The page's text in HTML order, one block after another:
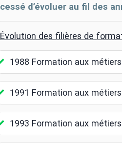
cessé d’évoluer au fil des
Évolution des filières de
1988 Formation aux
1991 Formation aux
1993 Formation aux